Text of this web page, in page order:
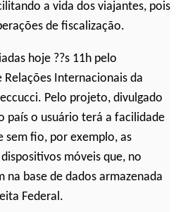
a vida dos viajantes, pois
de fiscalização.
hoje ??s 11h pelo
Relações Internacionais da
Pelo projeto, divulgado
país o usuário terá a facilidade
sem fio, por exemplo, as
móveis que, no
base de dados armazenada
Federal.